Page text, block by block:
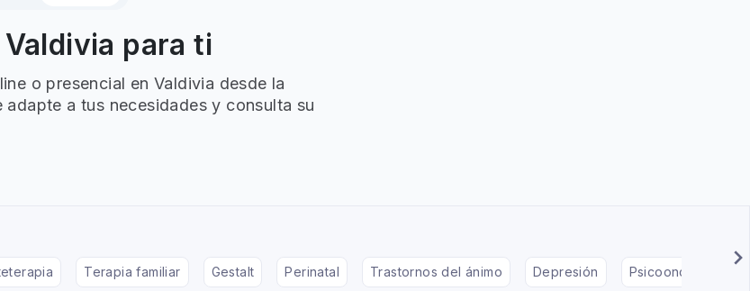
para ti
o presencial en Valdivia desde la
a tus necesidades y consulta su
Terapia familiar Gestalt Perinatal Trastornos del ánimo Depresión Psicooncología